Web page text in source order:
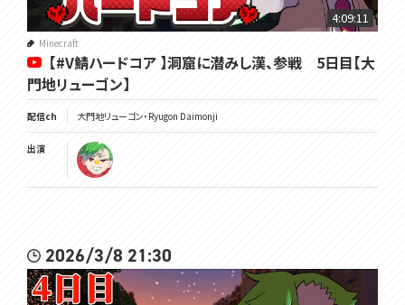
4:09:11
Minecraft
【#V鯖ハードコア 】洞窟に潜みし漢、参戦 5日目【大
門地リューゴン】
配信ch 大門地リューゴン・Ryugon Daimonji
出演
2026/3/8 21:30